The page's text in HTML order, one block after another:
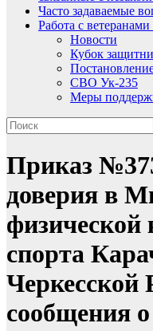
Часто задаваемые
Работа с
Новости
Кубок
СВО Ук-235
Меры
Приказ
доверия в
физической
спорта
Черкесской
сообщения